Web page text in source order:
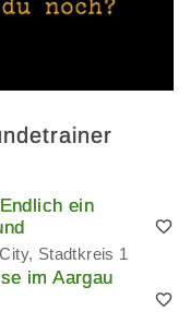
ein
Stadtkreis 1
im Aargau